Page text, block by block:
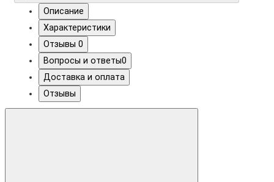
Описание
Характеристики
Отзывы 0
Вопросы и ответы0
Доставка и оплата
Отзывы